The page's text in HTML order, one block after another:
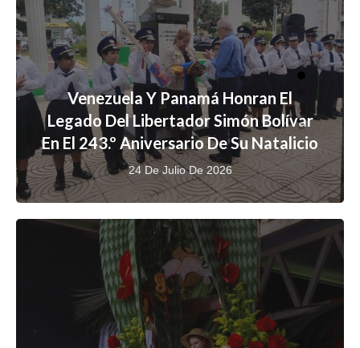
Venezuela Y Panamá Honran El
Legado Del Libertador Simón Bolívar
En El 243.º Aniversario De Su Natalicio
24 De Julio De 2026